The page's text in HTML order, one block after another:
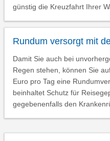
günstig die Kreuzfahrt Ihrer
Rundum versorgt mit
Damit Sie auch bei
Regen stehen, können Sie
Euro pro Tag eine
beinhaltet Schutz für
gegebenenfalls den